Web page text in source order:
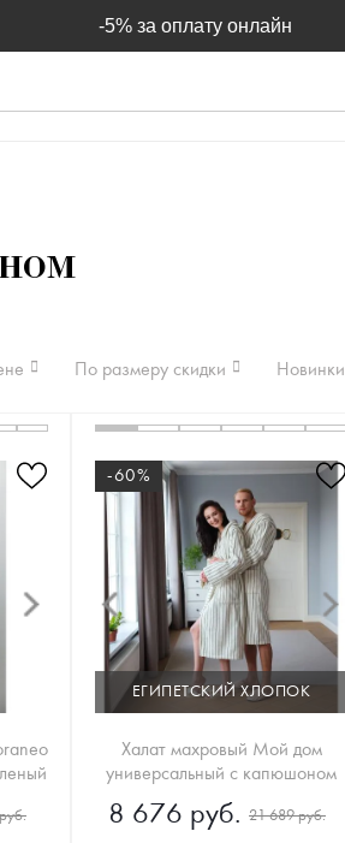
-5% за оплату онлайн
По размеру скидки Новинки
капюшоном зеленый
-60%
ЕГИПЕТСКИЙ ХЛОПОК
Халат махровый Мой дом
универсальный с капюшоном
8 676 руб. 21 689 руб.